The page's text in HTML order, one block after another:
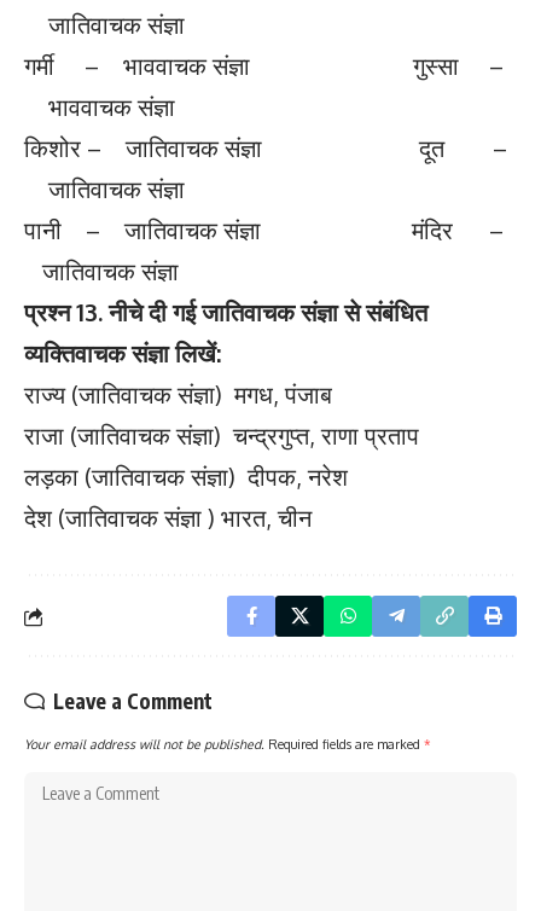
जातिवाचक संज्ञा
गर्मी – भाववाचक संज्ञा गुस्सा –
भाववाचक संज्ञा
किशोर – जातिवाचक संज्ञा दूत –
जातिवाचक संज्ञा
पानी – जातिवाचक संज्ञा मंदिर –
जातिवाचक संज्ञा
प्रश्न 13. नीचे दी गई जातिवाचक संज्ञा से संबंधित
व्यक्तिवाचक संज्ञा लिखें:
राज्य (जातिवाचक संज्ञा) मगध, पंजाब
राजा (जातिवाचक संज्ञा) चन्द्रगुप्त, राणा प्रताप
लड़का (जातिवाचक संज्ञा) दीपक, नरेश
देश (जातिवाचक संज्ञा ) भारत, चीन
Leave a Comment
Your email address will not be published. Required fields are marked *